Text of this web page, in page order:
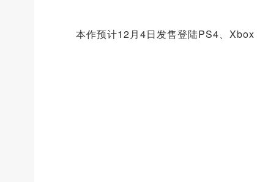
本作预计12月4日发售登陆PS4、Xbox